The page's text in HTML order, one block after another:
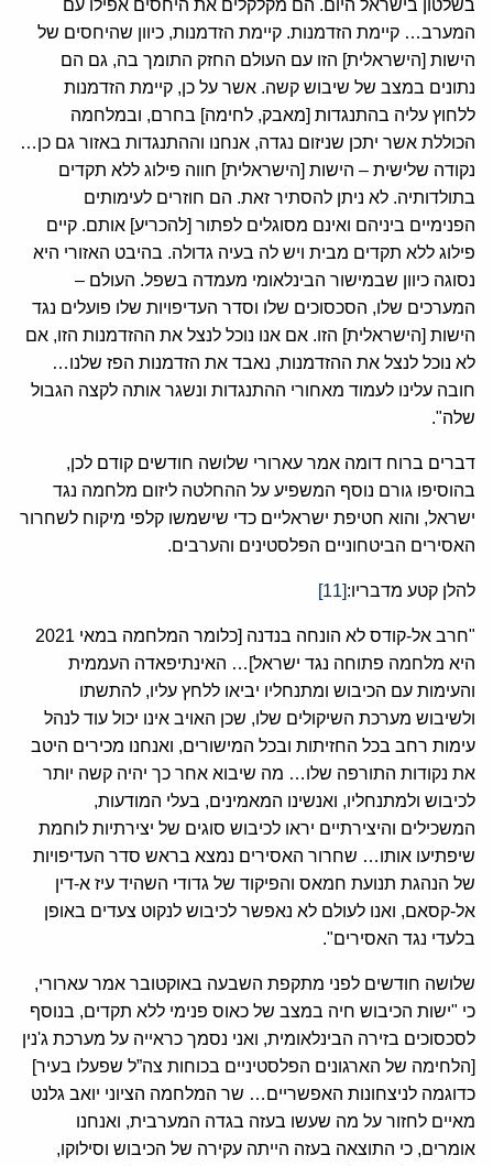
בשלטון בישראל היום. הם מקלקלים את היחסים אפילו עם
המערב… קיימת הזדמנות. קיימת הזדמנות, כיוון שהיחסים של
הישות [הישראלית] הזו עם העולם החזק התומך בה, גם הם
נתונים במצב של שיבוש קשה. אשר על כן, קיימת הזדמנות
ללחוץ עליה בהתנגדות [מאבק, לחימה] בחרם, ובמלחמה
הכוללת אשר יתכן שניזום נגדה, אנחנו וההתנגדות באזור גם כן…
נקודה שלישית – הישות [הישראלית] חווה פילוג ללא תקדים
בתולדותיה. לא ניתן להסתיר זאת. הם חוזרים לעימותים
הפנימיים ביניהם ואינם מסוגלים לפתור [להכריע] אותם. קיים
פילוג ללא תקדים מבית ויש לה בעיה גדולה. בהיבט האזורי היא
נסוגה כיוון שבמישור הבינלאומי מעמדה בשפל. העולם –
המערכים שלו, הסכסוכים שלו וסדר העדיפויות שלו פועלים נגד
הישות [הישראלית] הזו. אם אנו נוכל לנצל את ההזדמנות הזו, אם
לא נוכל לנצל את ההזדמנות, נאבד את הזדמנות הפז שלנו…
חובה עלינו לעמוד מאחורי ההתנגדות ונשגר אותה לקצה הגבול
שלה".
דברים ברוח דומה אמר עארורי שלושה חודשים קודם לכן,
בהוסיפו גורם נוסף המשפיע על ההחלטה ליזום מלחמה נגד
ישראל, והוא חטיפת ישראליים כדי שישמשו קלפי מיקוח לשחרור
האסירים הביטחוניים הפלסטינים והערבים.
להלן קטע מדבריו:[11]
"חרב אל-קודס לא הונחה בנדנה [כלומר המלחמה במאי 2021
היא מלחמה פתוחה נגד ישראל]… האינתיפאדה העממית
והעימות עם הכיבוש ומתנחליו יביאו ללחץ עליו, להתשתו
ולשיבוש מערכת השיקולים שלו, שכן האויב אינו יכול עוד לנהל
עימות רחב בכל החזיתות ובכל המישורים, ואנחנו מכירים היטב
את נקודות התורפה שלו… מה שיבוא אחר כך יהיה קשה יותר
לכיבוש ולמתנחליו, ואנשינו המאמינים, בעלי המודעות,
המשכילים והיצירתיים יראו לכיבוש סוגים של יצירתיות לוחמת
שיפתיעו אותו… שחרור האסירים נמצא בראש סדר העדיפויות
של הנהגת תנועת חמאס והפיקוד של גדודי השהיד עיז א-דין
אל-קסאם, ואנו לעולם לא נאפשר לכיבוש לנקוט צעדים באופן
בלעדי נגד האסירים".
שלושה חודשים לפני מתקפת השבעה באוקטובר אמר עארורי,
כי "ישות הכיבוש חיה במצב של כאוס פנימי ללא תקדים, בנוסף
לסכסוכים בזירה הבינלאומית, ואני נסמך כראייה על מערכת ג'נין
[הלחימה של הארגונים הפלסטיניים בכוחות צה”ל שפעלו בעיר]
כדוגמה לניצחונות האפשריים… שר המלחמה הציוני יואב גלנט
מאיים לחזור על מה שעשו בעזה בגדה המערבית, ואנחנו
אומרים, כי התוצאה בעזה הייתה עקירה של הכיבוש וסילוקו,